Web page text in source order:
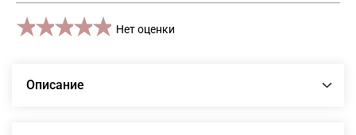
5 stars
4 stars
3 stars
2 stars
1 star Нет оценки
Описание